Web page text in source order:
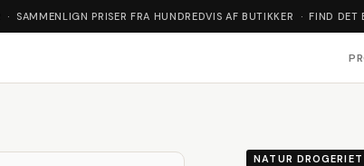
· SAMMENLIGN PRISER FRA HUNDREDVIS AF BUTIKKER · FIND DET
NATUR DROGERIET